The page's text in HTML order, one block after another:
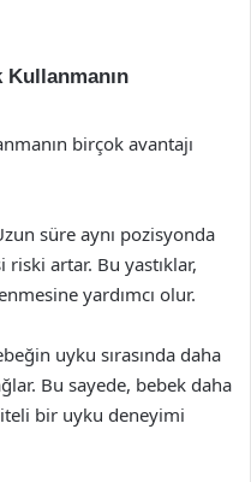
Kullanmanın
birçok avantajı
süre aynı pozisyonda
artar. Bu yastıklar,
yardımcı olur.
uyku sırasında daha
Bu sayede, bebek daha
bir uyku deneyimi